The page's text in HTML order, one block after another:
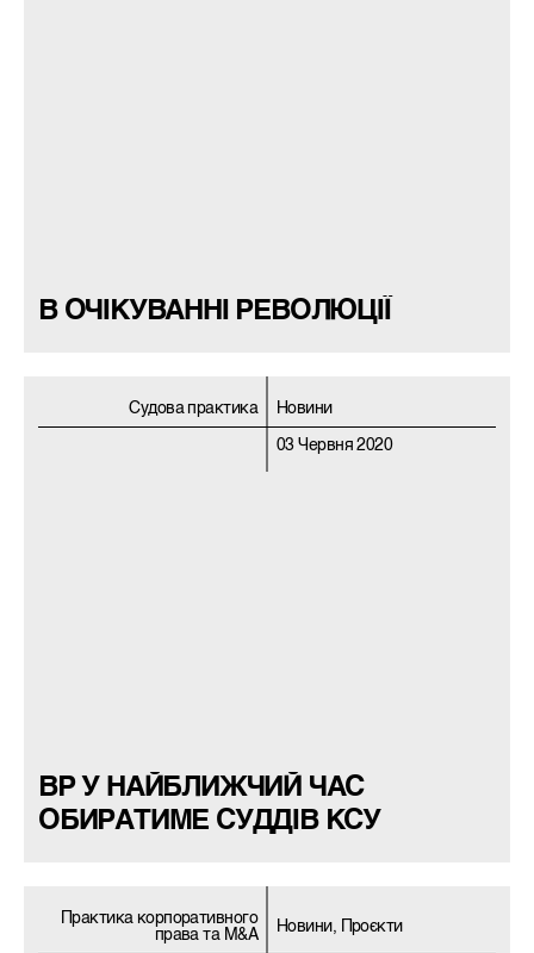
В ОЧІКУВАННІ РЕВОЛЮЦІЇ
Судова практика Новини
03 Червня 2020
ВР У НАЙБЛИЖЧИЙ ЧАС
ОБИРАТИМЕ СУДДІВ КСУ
Практика корпоративного
права та M&A
Новини, Проєкти